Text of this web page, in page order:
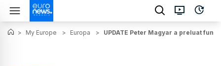
> My Europe > Europa > UPDATE Peter Magyar a preluat